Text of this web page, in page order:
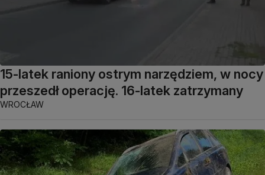
15-latek raniony ostrym narzędziem, w nocy
przeszedł operację. 16-latek zatrzymany
WROCŁAW